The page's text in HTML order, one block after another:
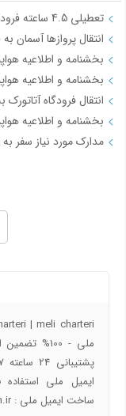
انتقال پروازها آسمان به
انتقال فرودگاه
مدارک مورد نیاز سفر
آفــر چارتری تور
راهنمای سفر به
پروازهای دقیقه 90
آفر شگفت انگیز کیش به
ملی - 100%
ساخت ایمیل ملی : https://accounts.iran.ir